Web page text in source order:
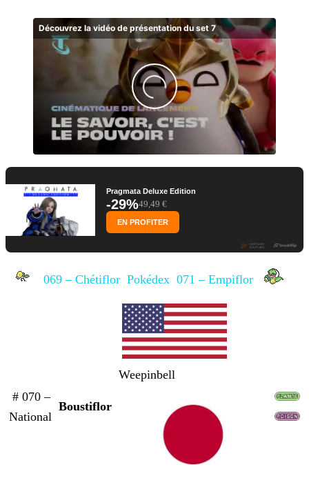
Pragmata Deluxe Edition
-29%49,49 €
EN PROFITER
069 – Chétiflor Pokédex 071 – Empiflor
# 070 –
National
Boustiflor
Weepinbell